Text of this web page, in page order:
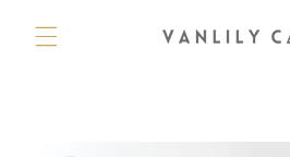
容